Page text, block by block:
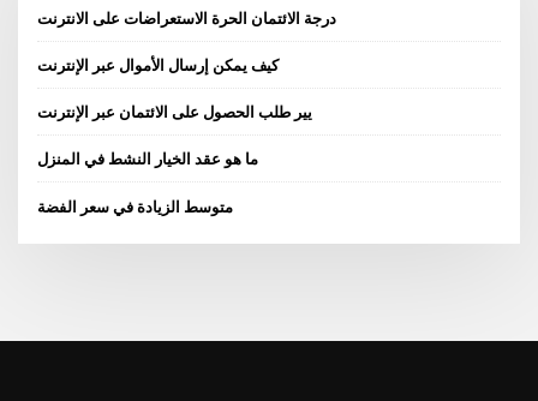
درجة الائتمان الحرة الاستعراضات على الانترنت
كيف يمكن إرسال الأموال عبر الإنترنت
يير طلب الحصول على الائتمان عبر الإنترنت
ما هو عقد الخيار النشط في المنزل
متوسط ​​الزيادة في سعر الفضة